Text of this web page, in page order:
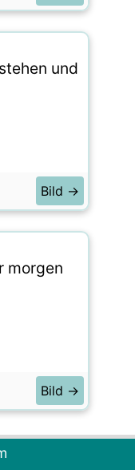
und
Bild →
morgen
Bild →